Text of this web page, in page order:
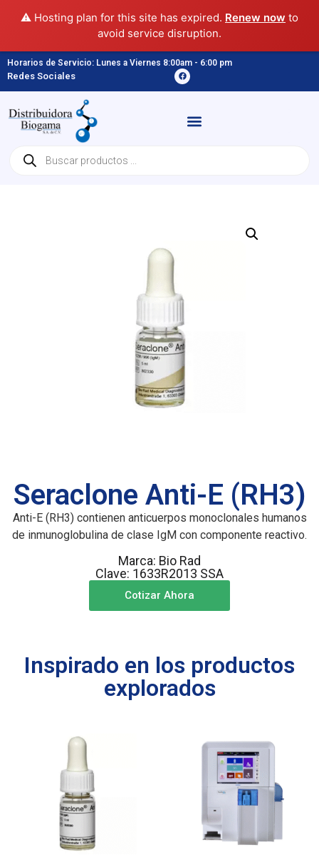
⚠️ Hosting plan for this site has expired. Renew now to
avoid service disruption.
Horarios de Servicio: Lunes a Viernes 8:00am - 6:00 pm
Redes Sociales
Seraclone Anti-E (RH3)
Anti-E (RH3) contienen anticuerpos monoclonales humanos
de inmunoglobulina de clase IgM con componente reactivo.
Marca: Bio Rad
Clave: 1633R2013 SSA
Cotizar Ahora
Inspirado en los productos
explorados